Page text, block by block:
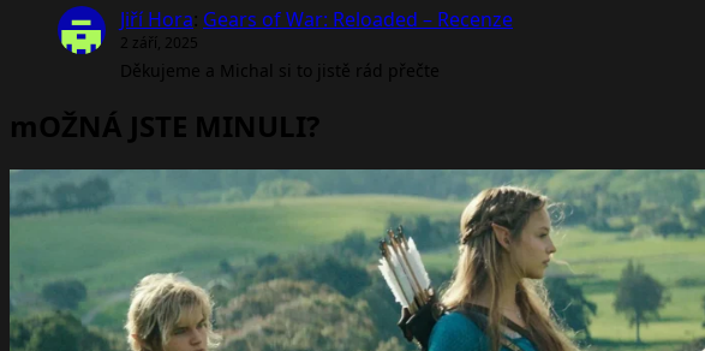
Jiří Hora: Gears of War: Reloaded – Recenze
2 září, 2025
Děkujeme a Michal si to jistě rád přečte
mOŽNÁ JSTE MINULI?